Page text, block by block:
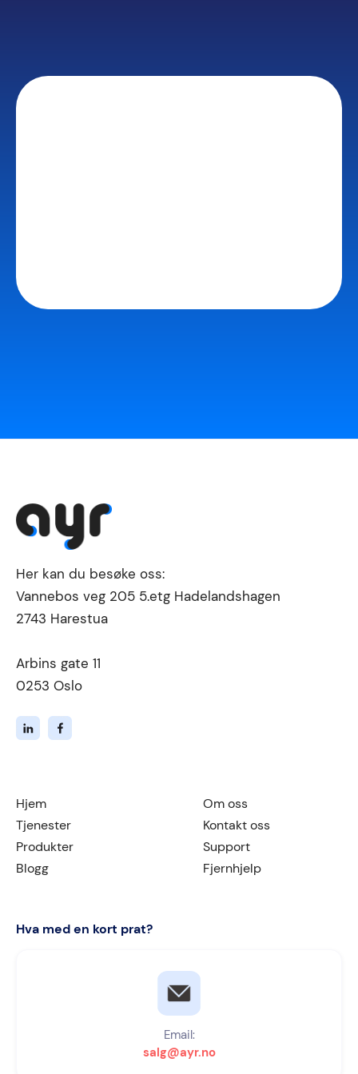
Her kan du besøke oss:
Vannebos veg 205 5.etg Hadelandshagen
2743 Harestua
Arbins gate 11
0253 Oslo
Hjem
Tjenester
Produkter
Blogg
Om oss
Kontakt oss
Support
Fjernhjelp
Hva med en kort prat?
Email:
salg@ayr.no